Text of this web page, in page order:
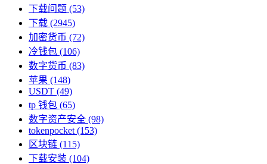
下载问题 (53)
下载 (2945)
加密货币 (72)
冷钱包 (106)
数字货币 (83)
苹果 (148)
USDT (49)
tp 钱包 (65)
数字资产安全 (98)
tokenpocket (153)
区块链 (115)
下载安装 (104)